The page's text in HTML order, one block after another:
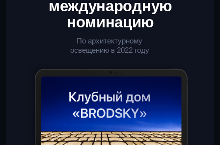
Остались вопросы?
Задайте их в чате
Наш менеджер оперативно
ответит на все ваши вопросы!